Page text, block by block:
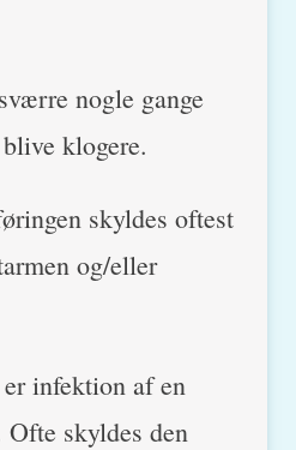
nogle gange
klogere.
skyldes oftest
og/eller
infektion af en
skyldes den